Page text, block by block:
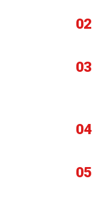
02
03
04
05